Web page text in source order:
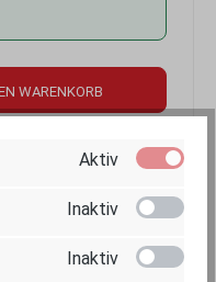
gewünschten
WARENKORB
Aktiv
Inaktiv
Inaktiv